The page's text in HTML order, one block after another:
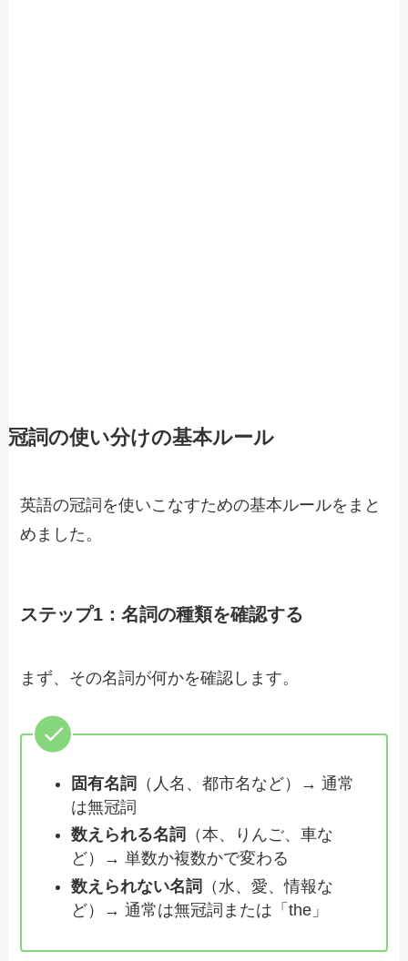
冠詞の使い分けの基本ルール
英語の冠詞を使いこなすための基本ルールをまと
めました。
ステップ1：名詞の種類を確認する
まず、その名詞が何かを確認します。
固有名詞
（人名、都市名など）→ 通常
は無冠詞
数えられる名詞
（本、りんご、車な
ど）→ 単数か複数かで変わる
数えられない名詞
（水、愛、情報な
ど）→ 通常は無冠詞または「the」